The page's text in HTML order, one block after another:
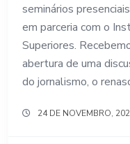
seminários
em parceria com o
Superiores.
abertura de uma
do jornalismo, o
24 DE NOVEMBRO,